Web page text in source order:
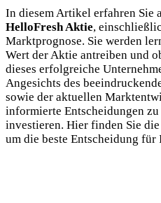
In diesem Artikel erfahren Sie
HelloFresh Aktie,
Marktprognose. Sie werden
Wert der Aktie antreiben und
dieses erfolgreiche
Angesichts des
sowie der aktuellen
informierte Entscheidungen
investieren. Hier finden Sie
um die beste Entscheidung